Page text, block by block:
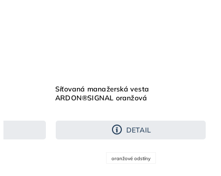
Síťovaná manažerská vesta
ARDON®SIGNAL oranžová
DETAIL
oranžové odstíny